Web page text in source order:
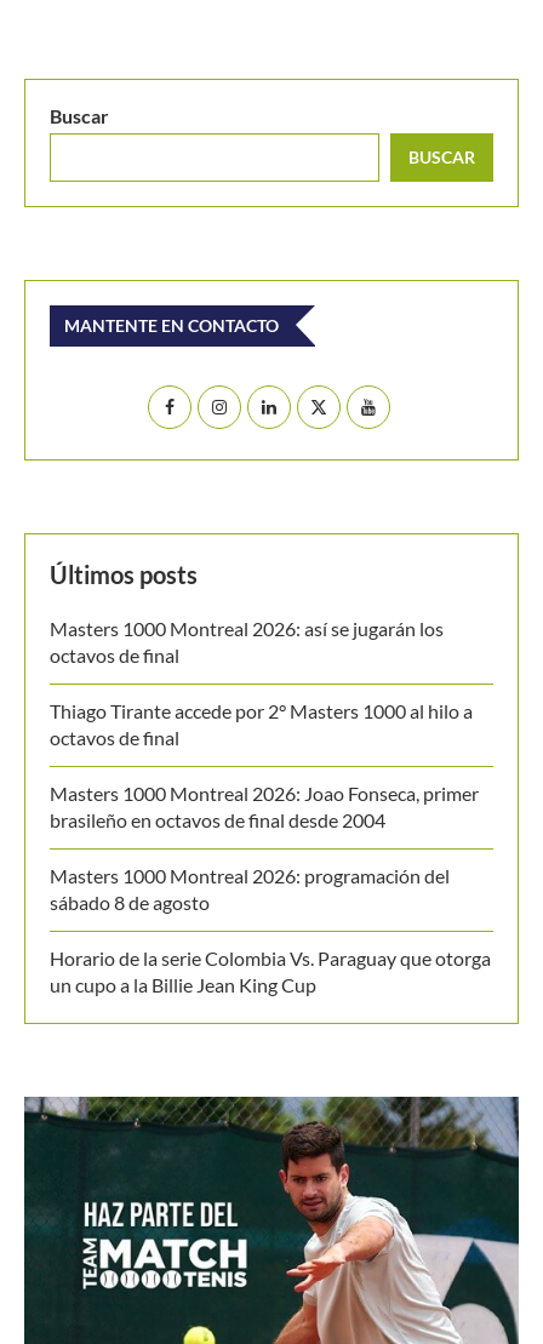
Buscar
BUSCAR
MANTENTE EN CONTACTO
Últimos posts
Masters 1000 Montreal 2026: así se jugarán los
octavos de final
Thiago Tirante accede por 2° Masters 1000 al hilo a
octavos de final
Masters 1000 Montreal 2026: Joao Fonseca, primer
brasileño en octavos de final desde 2004
Masters 1000 Montreal 2026: programación del
sábado 8 de agosto
Horario de la serie Colombia Vs. Paraguay que otorga
un cupo a la Billie Jean King Cup